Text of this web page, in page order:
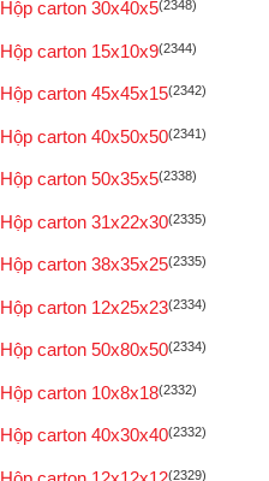
Hộp carton 30x40x5(2348)
Hộp carton 15x10x9(2344)
Hộp carton 45x45x15(2342)
Hộp carton 40x50x50(2341)
Hộp carton 50x35x5(2338)
Hộp carton 31x22x30(2335)
Hộp carton 38x35x25(2335)
Hộp carton 12x25x23(2334)
Hộp carton 50x80x50(2334)
Hộp carton 10x8x18(2332)
Hộp carton 40x30x40(2332)
(2329)